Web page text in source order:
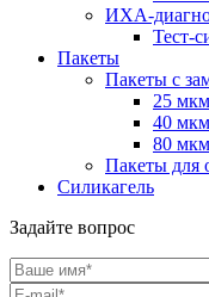
ИХА-
Тест-
Пакеты
Пакеты с
25 мкм
40 мкм
80 мкм
Пакеты для
Силикагель
Задайте вопрос